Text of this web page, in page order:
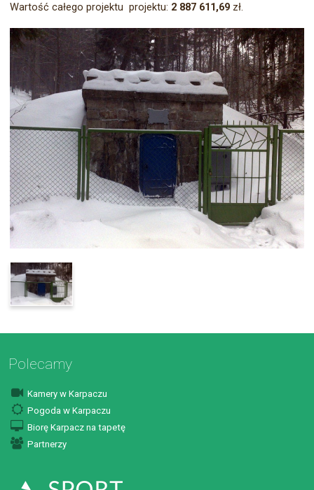
Wartość całego projektu projektu: 2 887 611,69zł.
Polecamy
Kamery w Karpaczu
Pogoda w Karpaczu
Biorę Karpacz na tapetę
Partnerzy